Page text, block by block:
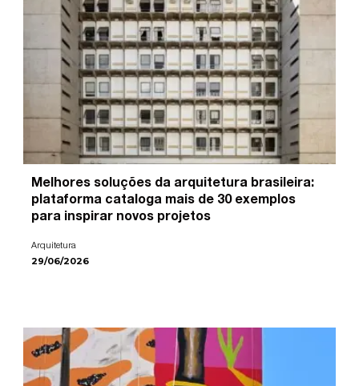
Melhores soluções da arquitetura brasileira:
plataforma cataloga mais de 30 exemplos
para inspirar novos projetos
Arquitetura
29/06/2026